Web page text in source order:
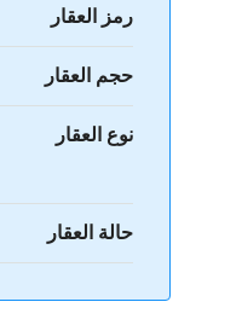
رمز العقار
حجم العقار
نوع العقار
حالة العقار